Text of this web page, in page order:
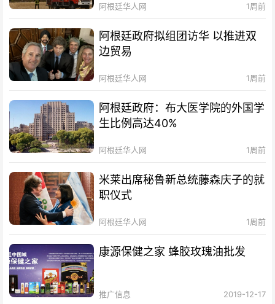
阿根廷华人网 1周前
阿根廷政府拟组团访华 以推进双
边贸易
阿根廷华人网 1周前
阿根廷政府：布大医学院的外国学
生比例高达40%
阿根廷华人网 1周前
米莱出席秘鲁新总统藤森庆子的就
职仪式
阿根廷华人网 1周前
康源保健之家 蜂胶玫瑰油批发
推广信息 2019-12-17